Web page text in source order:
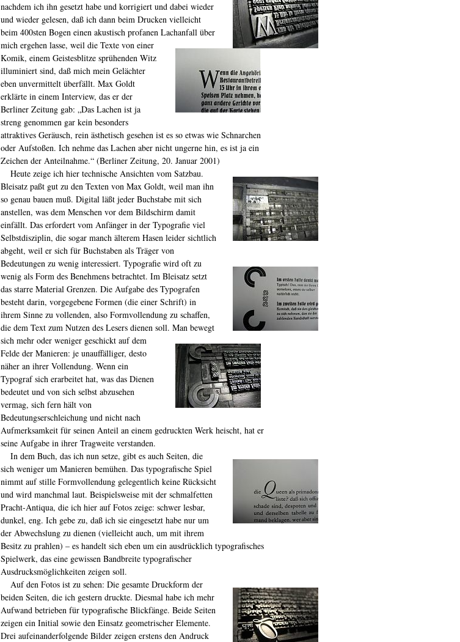
nachdem ich ihn gesetzt habe und korrigiert und dabei wieder
und wieder gelesen, daß ich dann beim Drucken vielleicht
beim 400sten Bogen einen akustisch profanen Lachanfall über
mich ergehen lasse, weil die Texte von einer
Komik, einem Geistesblitze sprühenden Witz
illuminiert sind, daß mich mein Gelächter
eben unvermittelt überfällt. Max Goldt
erklärte in einem Interview, das er der
Berliner Zeitung gab: „Das Lachen ist ja
streng genommen gar kein besonders
attraktives Geräusch, rein ästhetisch gesehen ist es so etwas wie Schnarchen
oder Aufstoßen. Ich nehme das Lachen aber nicht ungerne hin, es ist ja ein
Zeichen der Anteilnahme.“ (Berliner Zeitung, 20. Januar 2001)
Heute zeige ich hier technische Ansichten vom Satzbau.
Bleisatz paßt gut zu den Texten von Max Goldt, weil man ihn
so genau bauen muß. Digital läßt jeder Buchstabe mit sich
anstellen, was dem Menschen vor dem Bildschirm damit
einfällt. Das erfordert vom Anfänger in der Typografie viel
Selbstdisziplin, die sogar manch älterem Hasen leider sichtlich
abgeht, weil er sich für Buchstaben als Träger von
Bedeutungen zu wenig interessiert. Typografie wird oft zu
wenig als Form des Benehmens betrachtet. Im Bleisatz setzt
das starre Material Grenzen. Die Aufgabe des Typografen
besteht darin, vorgegebene Formen (die einer Schrift) in
ihrem Sinne zu vollenden, also Formvollendung zu schaffen,
die dem Text zum Nutzen des Lesers dienen soll. Man bewegt
sich mehr oder weniger geschickt auf dem
Felde der Manieren: je unauffälliger, desto
näher an ihrer Vollendung. Wenn ein
Typograf sich erarbeitet hat, was das Dienen
bedeutet und von sich selbst abzusehen
vermag, sich fern hält von
Bedeutungserschleichung und nicht nach
Aufmerksamkeit für seinen Anteil an einem gedruckten Werk heischt, hat er
seine Aufgabe in ihrer Tragweite verstanden.
In dem Buch, das ich nun setze, gibt es auch Seiten, die
sich weniger um Manieren bemühen. Das typografische Spiel
nimmt auf stille Formvollendung gelegentlich keine Rücksicht
und wird manchmal laut. Beispielsweise mit der schmalfetten
Pracht-Antiqua, die ich hier auf Fotos zeige: schwer lesbar,
dunkel, eng. Ich gebe zu, daß ich sie eingesetzt habe nur um
der Abwechslung zu dienen (vielleicht auch, um mit ihrem
Besitz zu prahlen) – es handelt sich eben um ein ausdrücklich typografisches
Spielwerk, das eine gewissen Bandbreite typografischer
Ausdrucksmöglichkeiten zeigen soll.
Auf den Fotos ist zu sehen: Die gesamte Druckform der
beiden Seiten, die ich gestern druckte. Diesmal habe ich mehr
Aufwand betrieben für typografische Blickfänge. Beide Seiten
zeigen ein Initial sowie den Einsatz geometrischer Elemente.
Drei aufeinanderfolgende Bilder zeigen erstens den Andruck